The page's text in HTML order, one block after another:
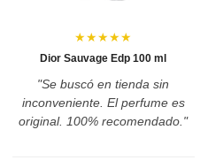
★★★★★
Dior Sauvage Edp 100 ml
"Se buscó en tienda sin
inconveniente. El perfume es
original. 100% recomendado."